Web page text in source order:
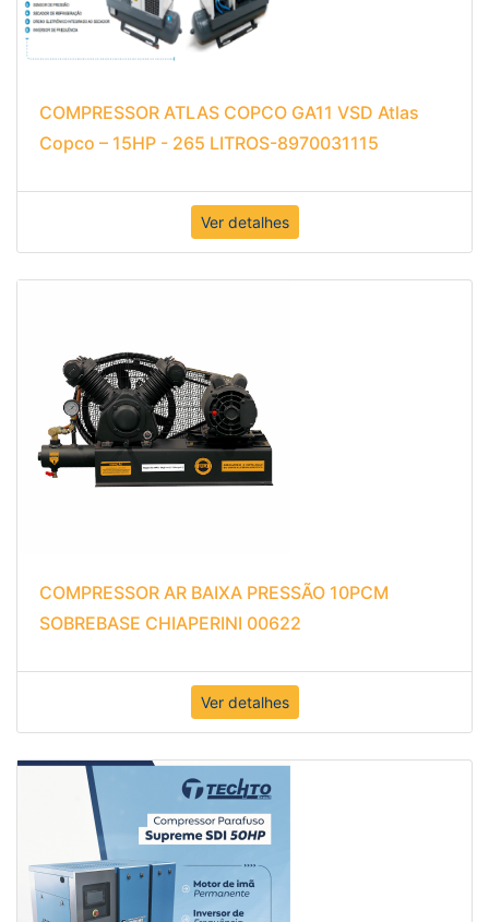
COMPRESSOR ATLAS COPCO GA11 VSD Atlas
Copco – 15HP - 265 LITROS-8970031115
Ver detalhes
COMPRESSOR AR BAIXA PRESSÃO 10PCM
SOBREBASE CHIAPERINI 00622
Ver detalhes